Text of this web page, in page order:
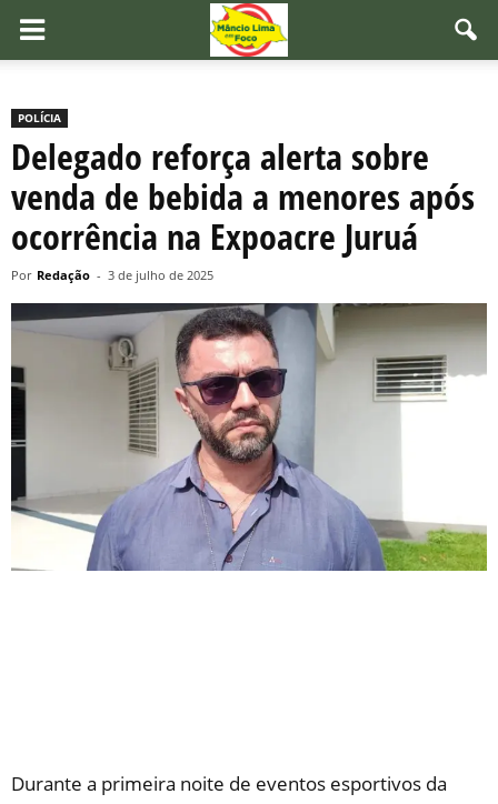
POLÍCIA
Delegado reforça alerta sobre
venda de bebida a menores após
ocorrência na Expoacre Juruá
Por Redação - 3 de julho de 2025
Durante a primeira noite de eventos esportivos da